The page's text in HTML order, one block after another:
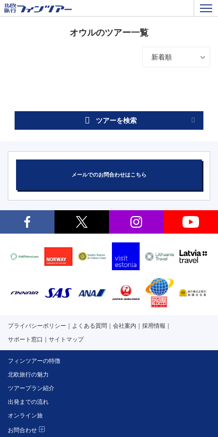
オウルのツアー一覧
新着順
ツアーを検索
メールでのお問合わせはこちら
プライバシーポリシー よくある質問 会社案内
採用情報
サポート窓口
サイトマップ
フィンツアーの特徴
北欧旅行の魅力
ツアープラン紹介
出発までの流れ
オンライン旅
お問合わせ